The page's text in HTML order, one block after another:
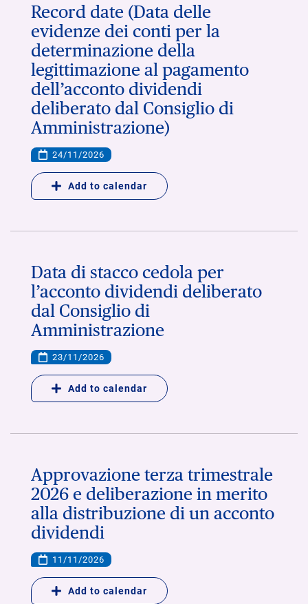
Record date (Data delle
evidenze dei conti per la
determinazione della
legittimazione al pagamento
dell’acconto dividendi
deliberato dal Consiglio di
Amministrazione)
24/11/2026
Add to calendar
Data di stacco cedola per
l’acconto dividendi deliberato
dal Consiglio di
Amministrazione
23/11/2026
Add to calendar
Approvazione terza trimestrale
2026 e deliberazione in merito
alla distribuzione di un acconto
dividendi
11/11/2026
Add to calendar